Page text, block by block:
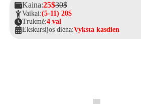
Kaina:25$30$
Vaikai:(5-11) 20$
Trukmė:4 val
Ekskursijos diena:Vyksta kasdien